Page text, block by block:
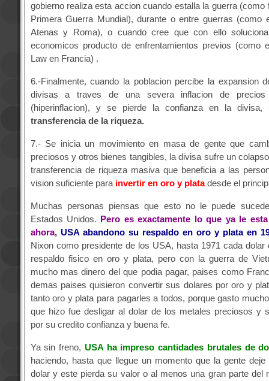
gobierno realiza esta accion cuando estalla la guerra (como
Primera Guerra Mundial), durante o entre guerras (como
Atenas y Roma), o cuando cree que con ello
economicos producto de enfrentamientos previos (como
Law en Francia) .
6.-Finalmente, cuando la poblacion percibe la expansion
divisas a traves de una severa inflacion de precios
(hiperinflacion), y se pierde la confianza en la divisa,
transferencia de la riqueza.
7.- Se inicia un movimiento en masa de gente que
preciosos y otros bienes tangibles, la divisa sufre un
transferencia de riqueza masiva que beneficia a las
vision suficiente para invertir en oro y plata desde el
Muchas personas piensas que esto no le puede
Estados Unidos. Pero es exactamente lo que ya le
ahora, USA abandono su respaldo en oro y plata en
Nixon como presidente de los USA, hasta 1971 cada dolar
respaldo fisico en oro y plata, pero con la guerra de
mucho mas dinero del que podia pagar, paises como
demas paises quisieron convertir sus dolares por oro y
tanto oro y plata para pagarles a todos, porque gasto
que hizo fue desligar al dolar de los metales preciosos y
por su credito confianza y buena fe.
Ya sin freno, USA ha impreso cantidades brutales de
haciendo, hasta que llegue un momento que la gente
dolar y este pierda su valor o al menos una gran parte del